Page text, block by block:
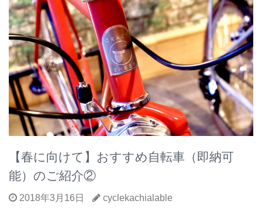
【春に向けて】おすすめ自転車（即納可
能）のご紹介②
2018年3月16日
cyclekachialable